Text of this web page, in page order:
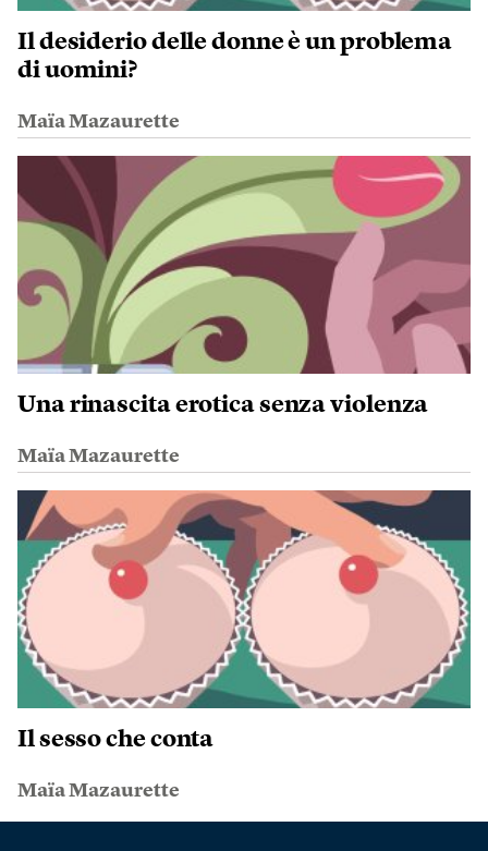
Il desiderio delle donne è un problema
di uomini?
Maïa Mazaurette
Una rinascita erotica senza violenza
Maïa Mazaurette
Il sesso che conta
Maïa Mazaurette